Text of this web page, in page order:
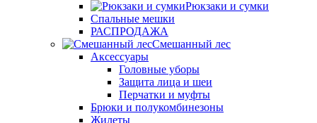
Рюкзаки и сумки
Спальные мешки
РАСПРОДАЖА
Смешанный лес
Аксессуары
Головные уборы
Защита лица и шеи
Перчатки и муфты
Брюки и полукомбинезоны
Жилеты